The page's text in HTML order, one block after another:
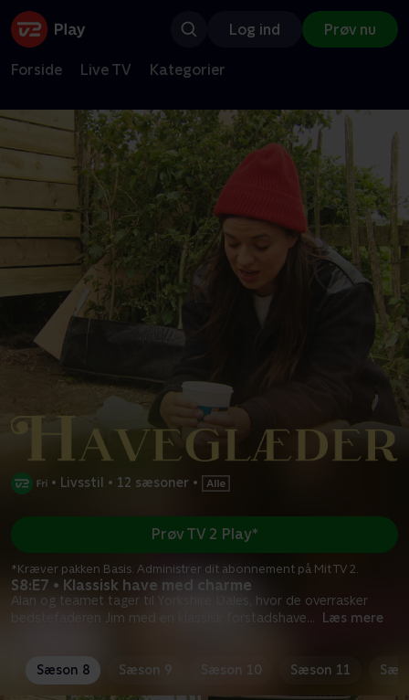
Log ind Prøv nu
Forside Live TV Kategorier
• Livsstil • 12 sæsoner •
S8:E7 • Klassisk have med charme
Alan og teamet tager til Yorkshire Dales, hvor de overrasker
bedstefaderen Jim med en klassisk forstadshave... Læs mere
Prøv TV 2 Play*
*Kræver pakken Basis. Administrer dit abonnement på Mit TV 2.
Sæson 8 Sæson 9 Sæson 10 Sæson 11